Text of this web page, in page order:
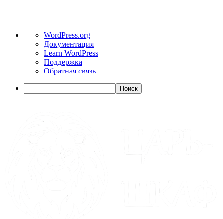
WordPress.org
Документация
Learn WordPress
Поддержка
Обратная связь